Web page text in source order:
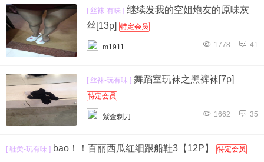
[ 丝袜-有味 ]继续发我的空姐炮友的原味灰
丝[13p] 特定会员
m1911 1778 41
[ 丝袜-玩有味 ] 舞蹈室玩袜之黑裤袜[7p]
特定会员
紫金剃刀 1662 35
[ 鞋类-玩有味 ] bao！！百丽西瓜红细跟船鞋3【12P】 特定会员